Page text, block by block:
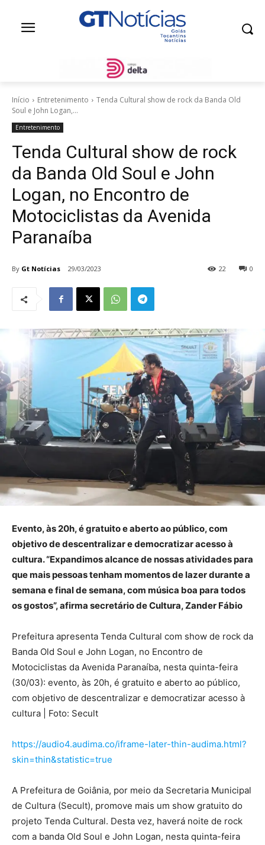
Início Entretenimento
Tenda Cultural show de rock da Banda Old
Soul e John Logan,...
Entretenimento
Tenda Cultural show de rock
da Banda Old Soul e John
Logan, no Encontro de
Motociclistas da Avenida
Paranaíba
By Gt Notícias 29/03/2023 0
22
Evento, às 20h, é gratuito e aberto ao público, com
objetivo de descentralizar e democratizar acesso à
cultura. “Expandimos alcance de nossas atividades para
que mais pessoas tenham momentos de lazer durante a
semana e final de semana, com música boa para todos
os gostos”, afirma secretário de Cultura, Zander Fábio
Prefeitura apresenta Tenda Cultural com show de rock da
Banda Old Soul e John Logan, no Encontro de
Motociclistas da Avenida Paranaíba, nesta quinta-feira
(30/03): evento, às 20h, é gratuito e aberto ao público,
com objetivo de descentralizar e democratizar acesso à
cultura | Foto: Secult
https://audio4.audima.co/iframe-later-thin-audima.html?
skin=thin&statistic=true
A Prefeitura de Goiânia, por meio da Secretaria Municipal
de Cultura (Secult), promove mais um show gratuito do
projeto Tenda Cultural. Desta vez, haverá noite de rock
com a banda Old Soul e John Logan, nesta quinta-feira